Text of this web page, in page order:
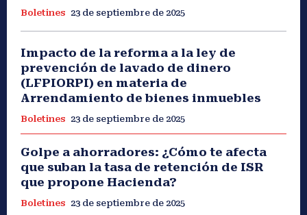
Boletines 23 de septiembre de 2025
Impacto de la reforma a la ley de
prevención de lavado de dinero
(LFPIORPI) en materia de
Arrendamiento de bienes inmuebles
Boletines 23 de septiembre de 2025
Golpe a ahorradores: ¿Cómo te afecta
que suban la tasa de retención de ISR
que propone Hacienda?
Boletines 23 de septiembre de 2025